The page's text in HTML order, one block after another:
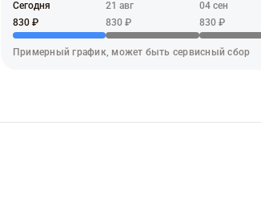
Сегодня
830 ₽
21 авг
830 ₽
04 сен
830 ₽
Примерный график, может быть сервисный сбор